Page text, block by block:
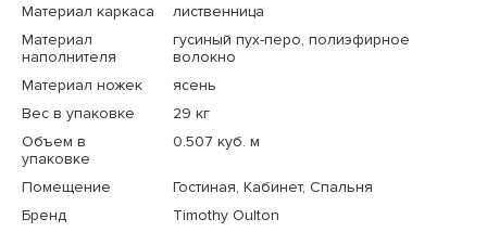
Материал каркаса
лиственница
Материал
наполнителя
гусиный пух-перо, полиэфирное
волокно
Материал ножек
ясень
Вес в упаковке
29 кг
Объем в
упаковке
0.507 куб. м
Помещение
Гостиная, Кабинет, Спальня
Бренд
Timothy Oulton